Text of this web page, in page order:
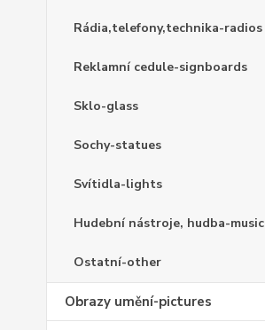
Rádia,telefony,technika-radios
Reklamní cedule-signboards
Sklo-glass
Sochy-statues
Svítidla-lights
Hudební nástroje, hudba-music
Ostatní-other
Obrazy umění-pictures